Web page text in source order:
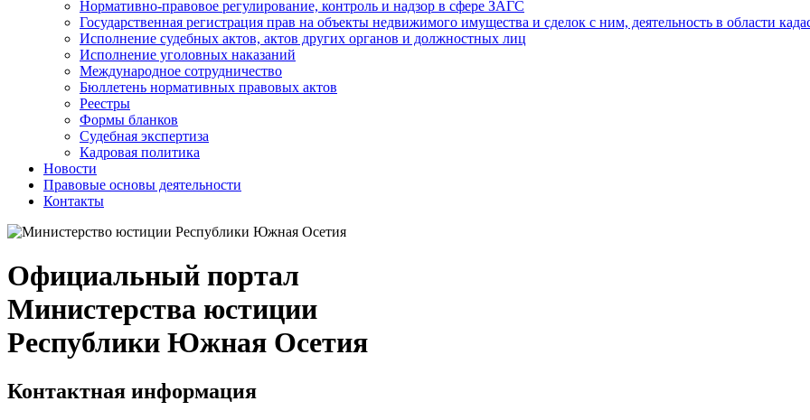
Нормативно-правовое регулирование, контроль и надзор в сфере ЗАГС
Государственная регистрация прав на объекты недвижимого имущества и сделок с ним, деятельность в области
Исполнение судебных актов, актов других органов и должностных лиц
Исполнение уголовных наказаний
Международное сотрудничество
Бюллетень нормативных правовых актов
Реестры
Формы бланков
Судебная экспертиза
Кадровая политика
Новости
Правовые основы деятельности
Контакты
Официальный портал
Министерства юстиции
Республики Южная Осетия
Контактная информация